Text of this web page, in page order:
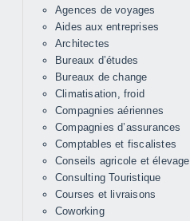
Agences de voyages
Aides aux entreprises
Architectes
Bureaux d’études
Bureaux de change
Climatisation, froid
Compagnies aériennes
Compagnies d’assurances
Comptables et fiscalistes
Conseils agricole et élevage
Consulting Touristique
Courses et livraisons
Coworking